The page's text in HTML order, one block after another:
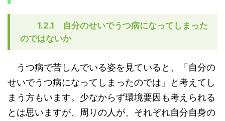
1.2.1 自分のせいでうつ病になってしまった
のではないか
うつ病で苦しんでいる姿を見ていると、「自分の
せいでうつ病になってしまったのでは」と考えてし
まう方もいます。少なからず環境要因も考えられる
とは思いますが、周りの人が、それぞれ自分自身の